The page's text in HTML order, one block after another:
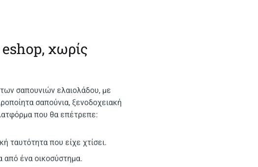
χωρίς
σαπουνιών ελαιολάδου, με
σαπούνια, ξενοδοχειακή
που θα επέτρεπε:
ταυτότητα που είχε χτίσει.
ένα οικοσύστημα.